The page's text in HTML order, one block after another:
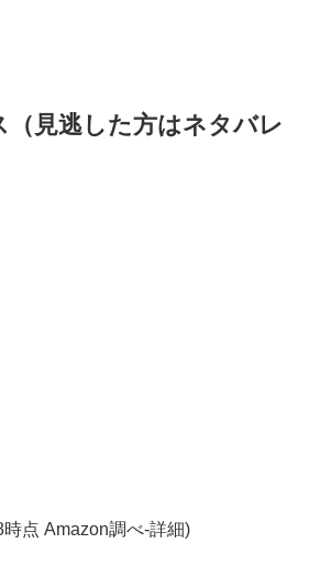
（見逃した方はネタバレ
点 Amazon調べ-詳細)